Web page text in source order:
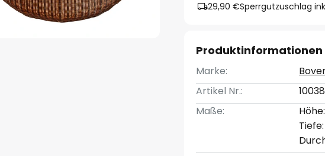
29,90 €Sperrgutzuschlag
Produktinformationen
Marke:
Artikel Nr.:
Maße: